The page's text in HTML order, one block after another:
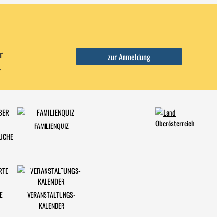
FAMILIENQUIZ
VERANSTALTUNGS-
KALENDER